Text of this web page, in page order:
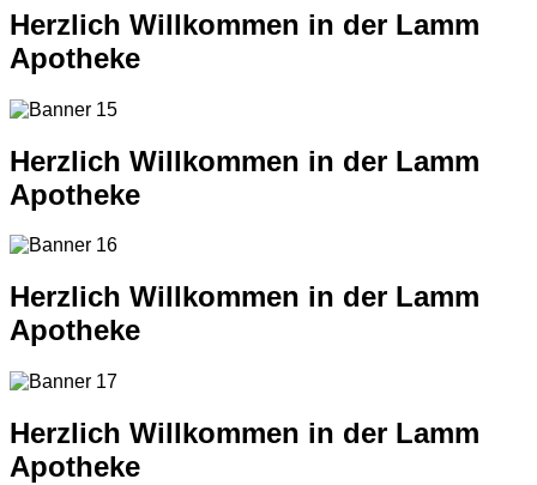
Herzlich Willkommen in der Lamm
Apotheke
Herzlich Willkommen in der Lamm
Apotheke
Herzlich Willkommen in der Lamm
Apotheke
Herzlich Willkommen in der Lamm
Apotheke